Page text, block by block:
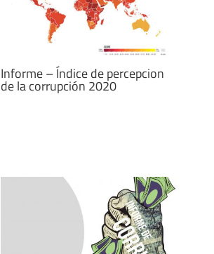
Informe – Índice de percepcion
de la corrupción 2020